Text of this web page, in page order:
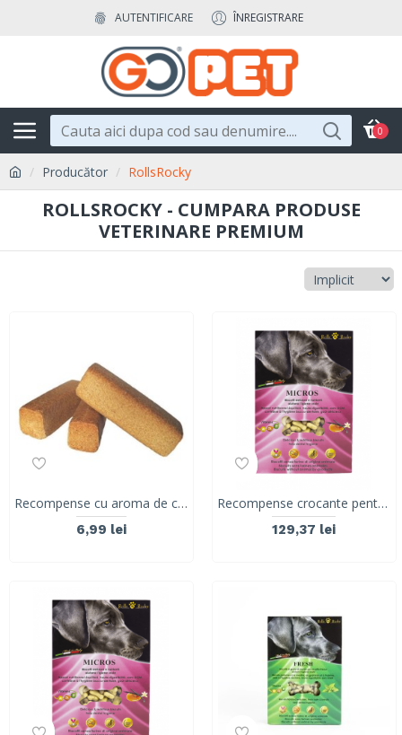
AUTENTIFICARE ÎNREGISTRARE
0
Producător RollsRocky
ROLLSROCKY - CUMPARA PRODUSE
VETERINARE PREMIUM
Recompense cu aroma de carne RollsRocky LINGOSO, 90G
6,99 lei
Recompense crocante pentru caini, ROLLS ROCKY Micros Mix , biscuiti traditionali, 8 kg
129,37 lei